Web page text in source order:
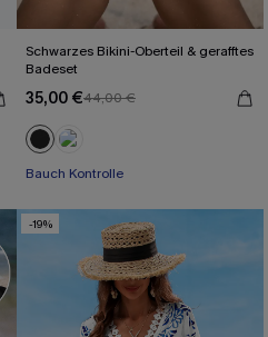
Schwarzes Bikini-Oberteil & gerafftes
Badeset
35,00 €44,00 €
Bauch Kontrolle
-19%